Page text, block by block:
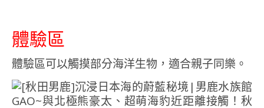
體驗區
體驗區可以觸摸部分海洋生物，適合親子同樂。